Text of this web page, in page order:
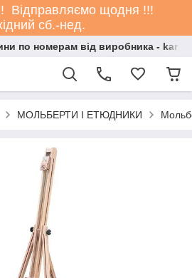
Відправляємо щодня !!!
сб.-нед.
по номерам від виробника -
МОЛЬБЕРТИ І ЕТЮДНИКИ